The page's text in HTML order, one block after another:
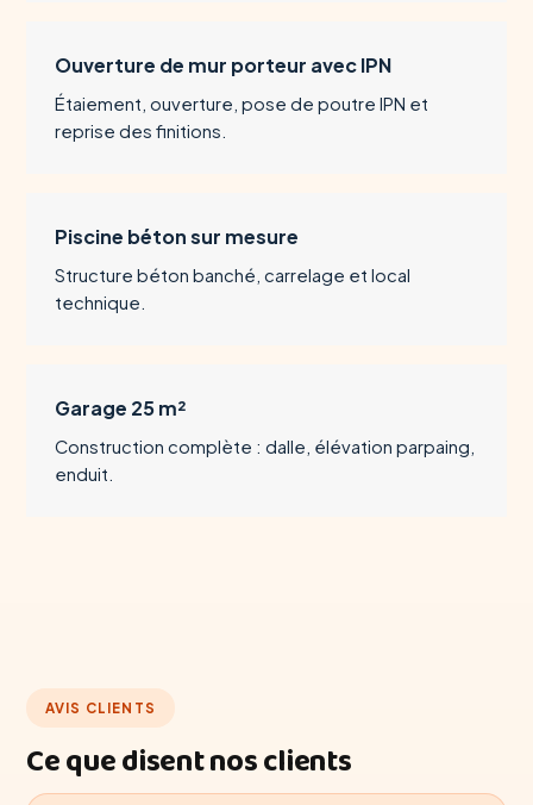
Ouverture de mur porteur avec IPN
Étaiement, ouverture, pose de poutre IPN et
reprise des finitions.
Piscine béton sur mesure
Structure béton banché, carrelage et local
technique.
Garage 25 m²
Construction complète : dalle, élévation parpaing,
enduit.
AVIS CLIENTS
Ce que disent nos clients